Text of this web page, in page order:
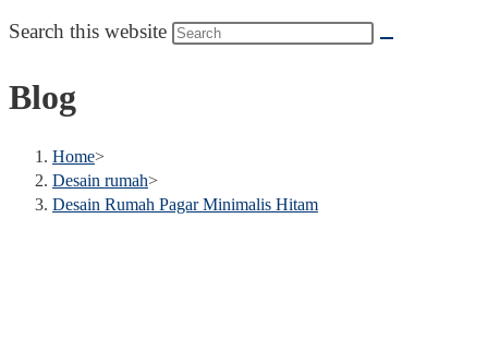
Search this website
Blog
Home>
Desain rumah>
Desain Rumah Pagar Minimalis Hitam